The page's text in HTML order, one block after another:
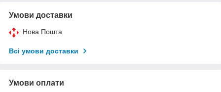
Умови доставки
Нова Пошта
Всі умови доставки
Умови оплати